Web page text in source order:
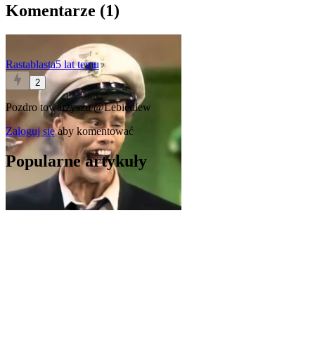
Komentarze (1)
Rastablasta5 lat temu
2
Pozdro towarzyszu@Lebiediew
Zaloguj sięaby komentować
Popularne artykuły